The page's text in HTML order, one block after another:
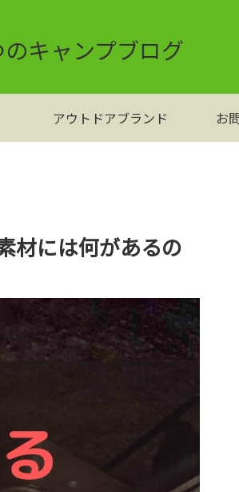
キャンプブログ
アウトドアブランド お
材には何があるの